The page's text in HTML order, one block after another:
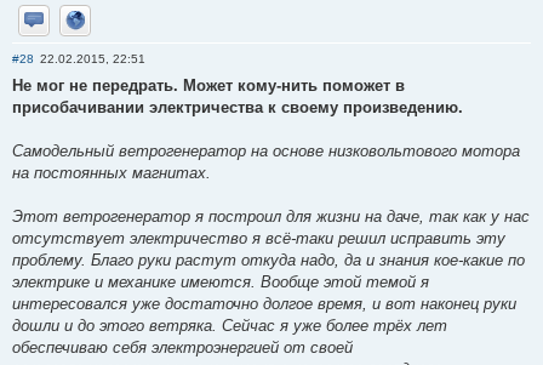
Отправить личное сообщение
Сайт
#28 22.02.2015, 22:51
Не мог не передрать. Может кому-нить поможет в
присобачивании электричества к своему произведению.
Самодельный ветрогенератор на основе низковольтового мотора
на постоянных магнитах.
Этот ветрогенератор я построил для жизни на даче, так как у нас
отсутствует электричество я всё-таки решил исправить эту
проблему. Благо руки растут откуда надо, да и знания кое-какие по
электрике и механике имеются. Вообще этой темой я
интересовался уже достаточно долгое время, и вот наконец руки
дошли и до этого ветряка. Сейчас я уже более трёх лет
обеспечиваю себя электроэнергией от своей